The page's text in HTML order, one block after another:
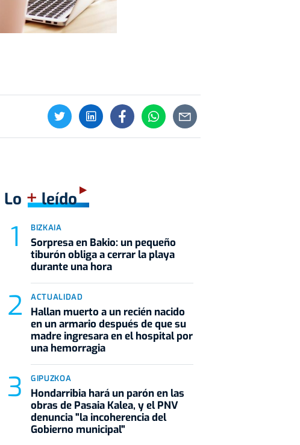
Lo +leído
BIZKAIA
Sorpresa en Bakio: un pequeño
tiburón obliga a cerrar la playa
durante una hora
ACTUALIDAD
Hallan muerto a un recién nacido
en un armario después de que su
madre ingresara en el hospital por
una hemorragia
GIPUZKOA
Hondarribia hará un parón en las
obras de Pasaia Kalea, y el PNV
denuncia "la incoherencia del
Gobierno municipal"